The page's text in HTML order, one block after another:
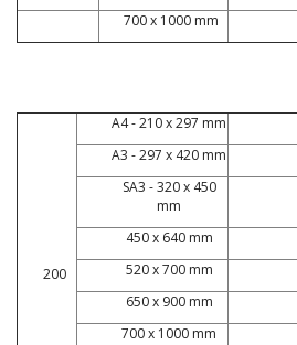
700 x 1000 mm
200
A4 - 210 x 297 mm
A3 - 297 x 420 mm
SA3 - 320 x 450
mm
450 x 640 mm
520 x 700 mm
650 x 900 mm
700 x 1000 mm